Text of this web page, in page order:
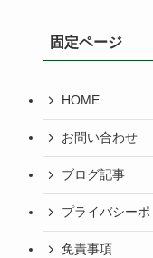
固定ページ
HOME
お問い合わせ
ブログ記事
プライバシーポ
免責事項